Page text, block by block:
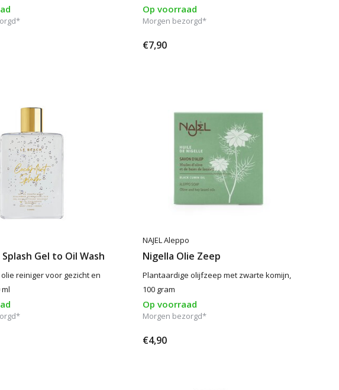
Op voorraad
Morgen bezorgd*
€7,90
Gel to Oil Wash
reiniger voor gezicht en
NAJEL Aleppo
Nigella Olie Zeep
Plantaardige olijfzeep met zwarte komijn,
100 gram
Op voorraad
Morgen bezorgd*
€4,90